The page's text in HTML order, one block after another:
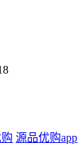
源品优购app